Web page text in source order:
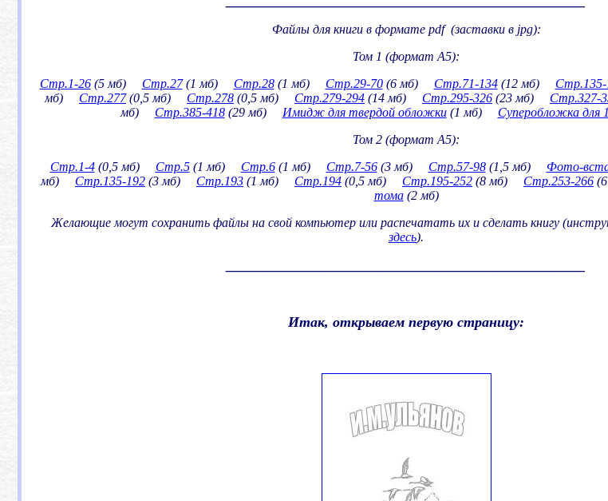
Файлы для книги в формате pdf (заставки вjpg):
Том 1 (формат А5):
Стр.1-26(5 мб) Стр.27(1 мб) Стр.28(1 мб) Стр.29-70(6 мб) Стр.71-134(12 мб) Стр.135-
мб) Стр.277(0,5 мб) Стр.278 (0,5 мб) Стр.279-294 (14 мб) Стр.295-326 (23 мб) Стр.327-
мб) Стр.385-418(29 мб) Имидж для твердой обложки(1 мб) Суперобложка для
Том 2 (формат А5):
Стр.1-4(0,5 мб) Стр.5(1 мб) Стр.6(1 мб) Стр.7-56(3 мб) Стр.57-98(1,5 мб) Фото-
мб) Стр.135-192 (3 мб) Стр.193 (1 мб) Стр.194 (0,5 мб) Стр.195-252 (8 мб) Стр.253-266
тома(2 мб)
Желающие могут сохранить файлы на свой компьютер или распечатать их и сделать книгу
здесь).
Итак, открываем первую страницу: